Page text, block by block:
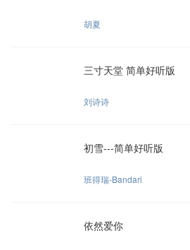
胡夏
三寸天堂 简单好听版
刘诗诗
初雪---简单好听版
班得瑞-Bandari
依然爱你